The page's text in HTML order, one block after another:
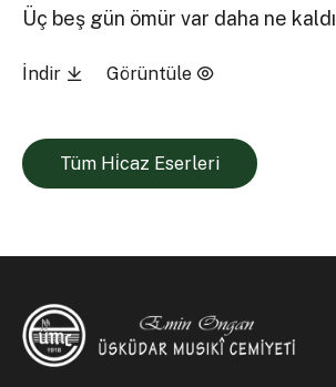
Üç beş gün ömür var daha ne kaldı
İndir Görüntüle
Tüm Hi̇caz Eserleri